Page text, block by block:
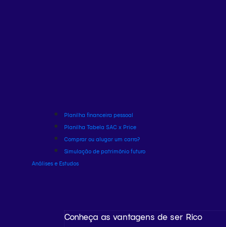
Planilha financeira pessoal
Planilha Tabela SAC x Price
Comprar ou alugar um carro?
Simulação de patrimônio futuro
Análises e Estudos
Conheça as vantagens de ser Rico